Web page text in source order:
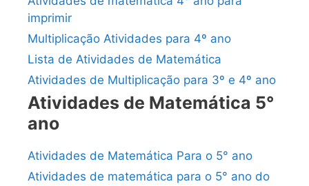
imprimir
Multiplicação Atividades para 4º ano
Lista de Atividades de Matemática
Atividades de Multiplicação para 3º e 4º ano
Atividades de Matemática 5°
ano
Atividades de Matemática Para o 5° ano
Atividades de matemática para o 5° ano do